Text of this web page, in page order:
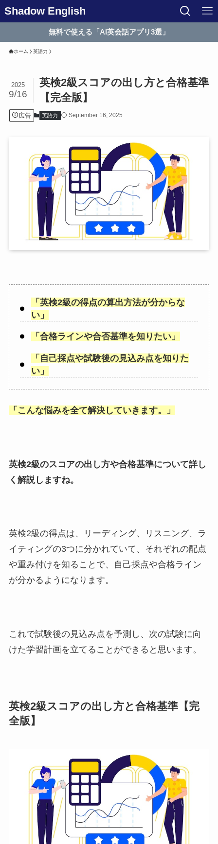
Shadow English
無料で使える「AI英会話アプリ3選」
ホーム 英語力
英検2級スコアの出し方と合格基準
【完全版】
2025
9/16
広告 英語力 September 16, 2025
「 英検2級の得点の算出方法が分からな
い」
「 合格ラインや合否基準を知りたい」
「 自己採点や試験後の見込み点を知りた
い」
「 こんな悩みを全て解決していきます。 」
英検2級のスコアの出し方や合格基準について詳し
く解説しますね。
英検2級の得点は、リーディング、リスニング、ラ
イティングの3つに分かれていて、それぞれの配点
や重み付けを知ることで、自己採点や合格ライン
が分かるようになります。
これで試験後の見込み点を予測し、次の試験に向
けた学習計画を立てることができると思います。
英検2級スコアの出し方と合格基準【完
全版】